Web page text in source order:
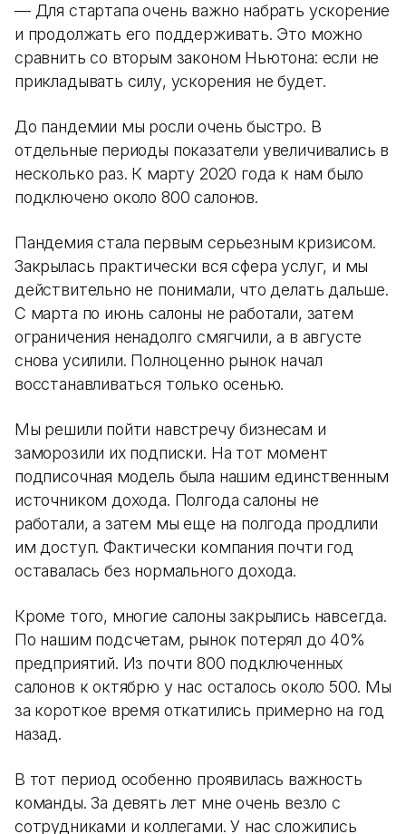
— Для стартапа очень важно набрать ускорение
и продолжать его поддерживать. Это можно
сравнить со вторым законом Ньютона: если не
прикладывать силу, ускорения не будет.
До пандемии мы росли очень быстро. В
отдельные периоды показатели увеличивались в
несколько раз. К марту 2020 года к нам было
подключено около 800 салонов.
Пандемия стала первым серьезным кризисом.
Закрылась практически вся сфера услуг, и мы
действительно не понимали, что делать дальше.
С марта по июнь салоны не работали, затем
ограничения ненадолго смягчили, а в августе
снова усилили. Полноценно рынок начал
восстанавливаться только осенью.
Мы решили пойти навстречу бизнесам и
заморозили их подписки. На тот момент
подписочная модель была нашим единственным
источником дохода. Полгода салоны не
работали, а затем мы еще на полгода продлили
им доступ. Фактически компания почти год
оставалась без нормального дохода.
Кроме того, многие салоны закрылись навсегда.
По нашим подсчетам, рынок потерял до 40%
предприятий. Из почти 800 подключенных
салонов к октябрю у нас осталось около 500. Мы
за короткое время откатились примерно на год
назад.
В тот период особенно проявилась важность
команды. За девять лет мне очень везло с
сотрудниками и коллегами. У нас сложились